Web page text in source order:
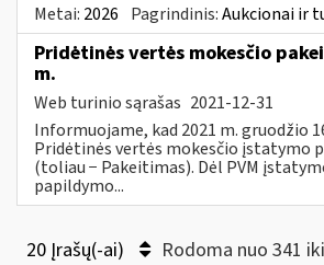
Metai: 2026 Pagrindinis:Aukcionai ir
Pridėtinės vertės mokesčio
m.
Web turinio sąrašas 2021-12-31
Informuojame, kad 2021 m. gruodžio
Pridėtinės vertės mokesčio įstatymo
(toliau − Pakeitimas). Dėl PVM
papildymo...
20 Įrašų(-ai) Rodoma nuo 341